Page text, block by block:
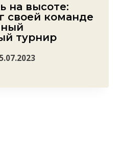
на высоте:
своей команде
турнир